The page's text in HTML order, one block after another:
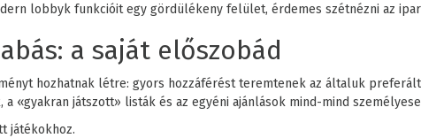
lobbyk funkcióit egy gördülékeny felület, érdemes szétnézni az
a saját előszobád
hozhatnak létre: gyors hozzáférést teremtenek az általuk
«gyakran játszott» listák és az egyéni ajánlások mind-mind
játékokhoz.